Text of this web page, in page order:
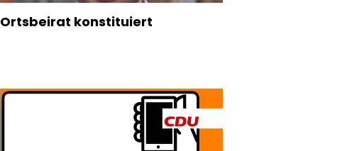
Ortsbeirat konstituiert